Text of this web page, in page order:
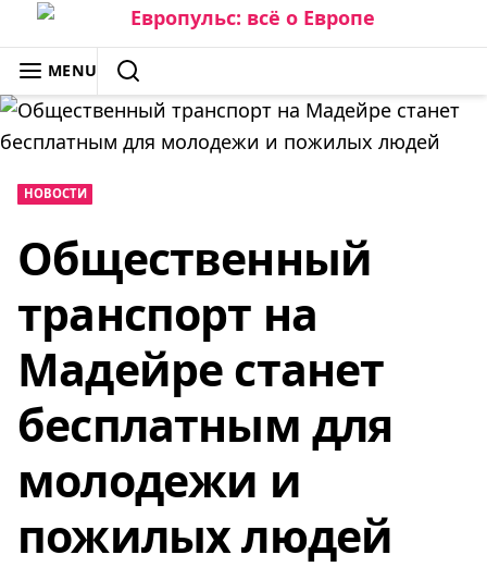
Skip
to
content
ЕВРОПУЛЬС: ВСЁ О ЕВРОПЕ
MENU
SEARCH
НОВОСТИ
Общественный
транспорт на
Мадейре станет
бесплатным для
молодежи и
пожилых людей